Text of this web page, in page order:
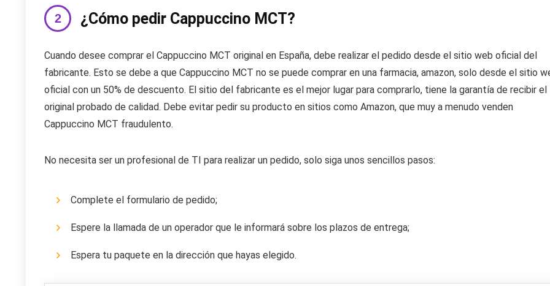
¿Cómo pedir Cappuccino MCT?
Cuando desee comprar el Cappuccino MCT original en España, debe realizar el pedido desde el sitio web oficial del
fabricante. Esto se debe a que Cappuccino MCT no se puede comprar en una farmacia, amazon, solo desde el sitio
oficial con un 50% de descuento. El sitio del fabricante es el mejor lugar para comprarlo, tiene la garantía de recibir el
original probado de calidad. Debe evitar pedir su producto en sitios como Amazon, que muy a menudo venden
Cappuccino MCT fraudulento.
No necesita ser un profesional de TI para realizar un pedido, solo siga unos sencillos pasos:
Complete el formulario de pedido;
Espere la llamada de un operador que le informará sobre los plazos de entrega;
Espera tu paquete en la dirección que hayas elegido.